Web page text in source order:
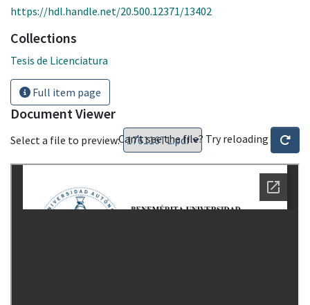
https://hdl.handle.net/20.500.12371/13402
Collections
Tesis de Licenciatura
Full item page
Document Viewer
Select a file to preview:Can't see the file? Try reloading